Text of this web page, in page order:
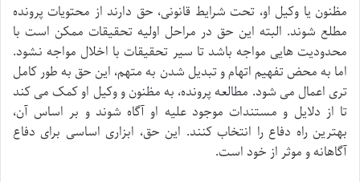
مظنون یا وکیل او، تحت شرایط قانونی، حق دارند از محتویات پرونده
مطلع شوند. البته این حق در مراحل اولیه تحقیقات ممکن است با
محدودیت هایی مواجه باشد تا سیر تحقیقات با اخلال مواجه نشود.
اما به محض تفهیم اتهام و تبدیل شدن به متهم، این حق به طور کامل
تری اعمال می شود. مطالعه پرونده، به مظنون و وکیل او کمک می کند
تا از دلایل و مستندات موجود علیه او آگاه شوند و بر اساس آن،
بهترین راه دفاع را انتخاب کنند. این حق، ابزاری اساسی برای دفاع
آگاهانه و موثر از خود است.